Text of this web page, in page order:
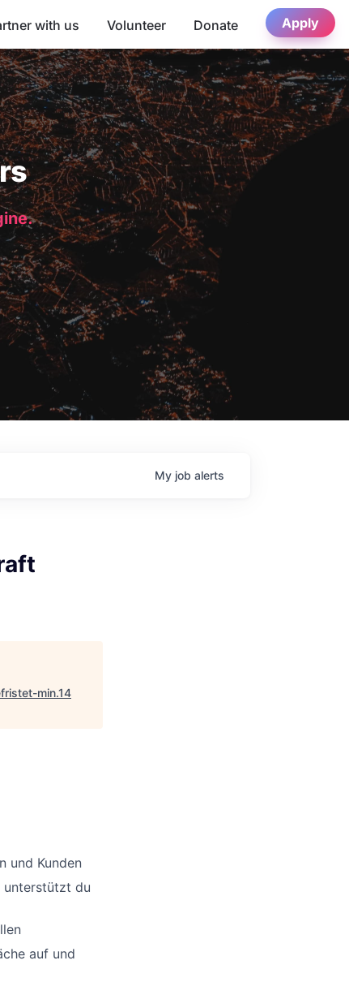
with us Volunteer Donate Apply
My job alerts
min.14
und Kunden
unterstützt du
auf und